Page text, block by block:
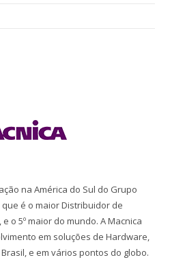
na América do Sul do Grupo
que é o maior Distribuidor de
o 5º maior do mundo. A Macnica
em soluções de Hardware,
e em vários pontos do globo.